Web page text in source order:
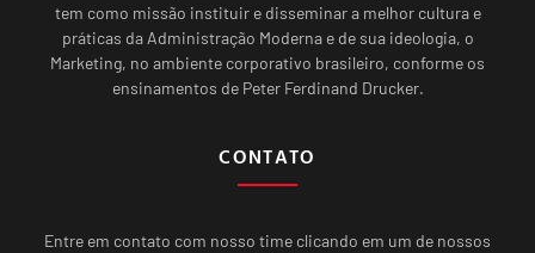
tem como missão instituir e disseminar a melhor cultura e
práticas da Administração Moderna e de sua ideologia, o
Marketing, no ambiente corporativo brasileiro, conforme os
ensinamentos de Peter Ferdinand Drucker.
CONTATO
Entre em contato com nosso time clicando em um de nossos